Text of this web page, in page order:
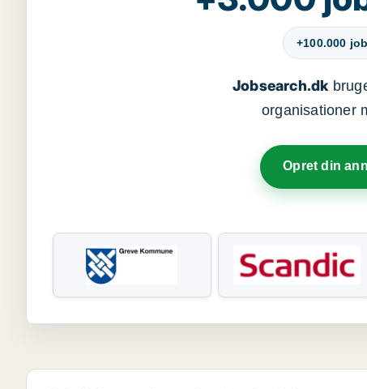
+100.000
Jobsearch.dk
organisationer
Opret din